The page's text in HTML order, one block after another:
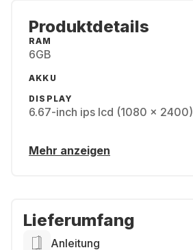
Produktdetails
RAM
6GB
AKKU
DISPLAY
6.67-inch ips lcd (1080 x 2400)
Mehr anzeigen
Lieferumfang
Anleitung